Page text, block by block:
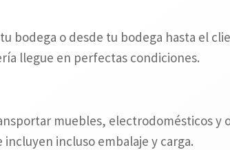
bodega o desde tu bodega hasta el
llegue en perfectas condiciones.
muebles, electrodomésticos y
incluyen incluso embalaje y carga.